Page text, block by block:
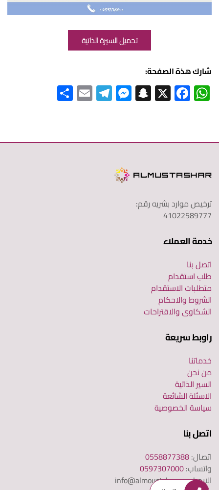
تحميل السيرة الذاتية
شارك هذة الصفحة:
W
h
s
p
p
F
ac
b
ok
X
S
n
pc
at
M
es
n
r
Te
le
a
E
m
e
ترخيص موارد بشريه رقم:
41022589777
خدمة العملاء
اتصل بنا
طلب استقدام
متطلبات الاستقدام
الشروط والاحكام
الشكاوى والاقتراحات
راوبط سريعة
خدماتنا
من نحن
السير الذاتية
الاسئلة الشائعة
سياسة الخصوصية
اتصل بنا
اتصال:0558877388
واتساب:0597307000
الايميل: info@almoustshar.sa